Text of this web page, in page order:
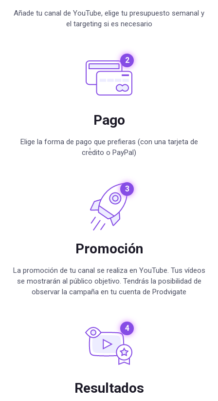
Añade tu canal de YouTube, elige tu presupuesto semanal y
el targeting si es necesario
Pago
Elige la forma de pago que prefieras (con una tarjeta de
cre̒dito o PayPal)
Promoción
La promoción de tu canal se realiza en YouTube. Tus vídeos
se mostrarán al público objetivo. Tendrás la posibilidad de
observar la campaña en tu cuenta de Prodvigate
Resultados